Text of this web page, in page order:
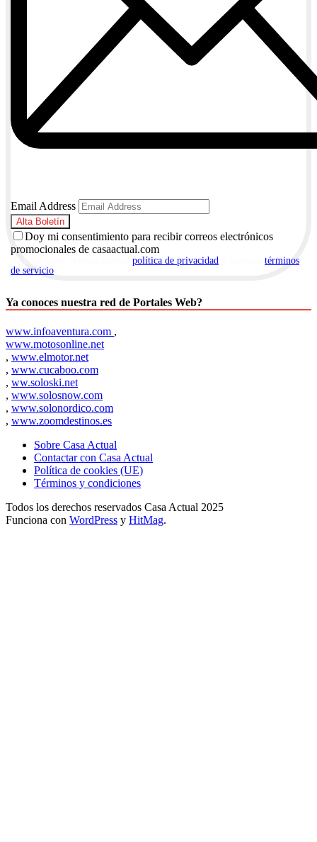
Email Address
Doy mi consentimiento para recibir correos electrónicos
promocionales de casaactual.com
política de privacidad
términos
de servicio
Ya conoces nuestra red de Portales Web?
www.infoaventura.com ,
www.motosonline.net
, www.elmotor.net
, www.cucaboo.com
, ww.soloski.net
, www.solosnow.com
, www.solonordico.com
, www.zoomdestinos.es
Sobre Casa Actual
Contactar con Casa Actual
Política de cookies (UE)
Términos y condiciones
Todos los derechos reservados Casa Actual 2025
Funciona con WordPress y HitMag.